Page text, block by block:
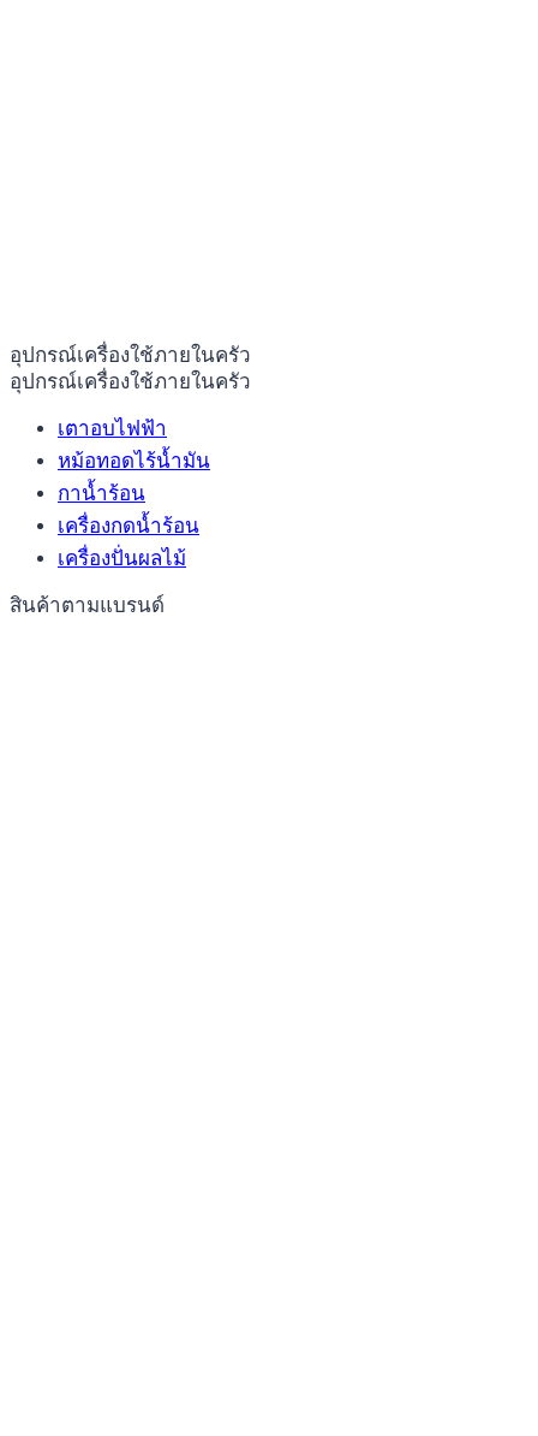
อุปกรณ์เครื่องใช้ภายในครัว
อุปกรณ์เครื่องใช้ภายในครัว
เตาอบไฟฟ้า
หม้อทอดไร้น้ำมัน
กาน้ำร้อน
เครื่องกดน้ำร้อน
เครื่องปั่นผลไม้
สินค้าตามแบรนด์